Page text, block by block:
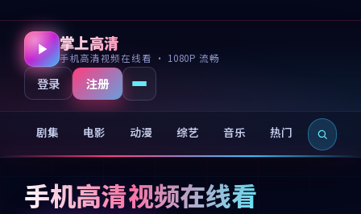
掌上高清
手机高清视频在线看 · 1080P 流畅
登录 注册
剧集 电影 动漫 综艺 音乐 热门 新片
手机高清视频在线看